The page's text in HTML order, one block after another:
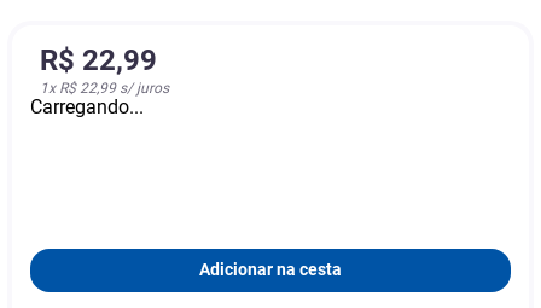
R$ 22,99
1x R$ 22,99s/ juros
Carregando...
Adicionar na cesta